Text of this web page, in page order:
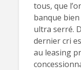
tous, que
banque
ultra serré.
dernier cri
au leasing